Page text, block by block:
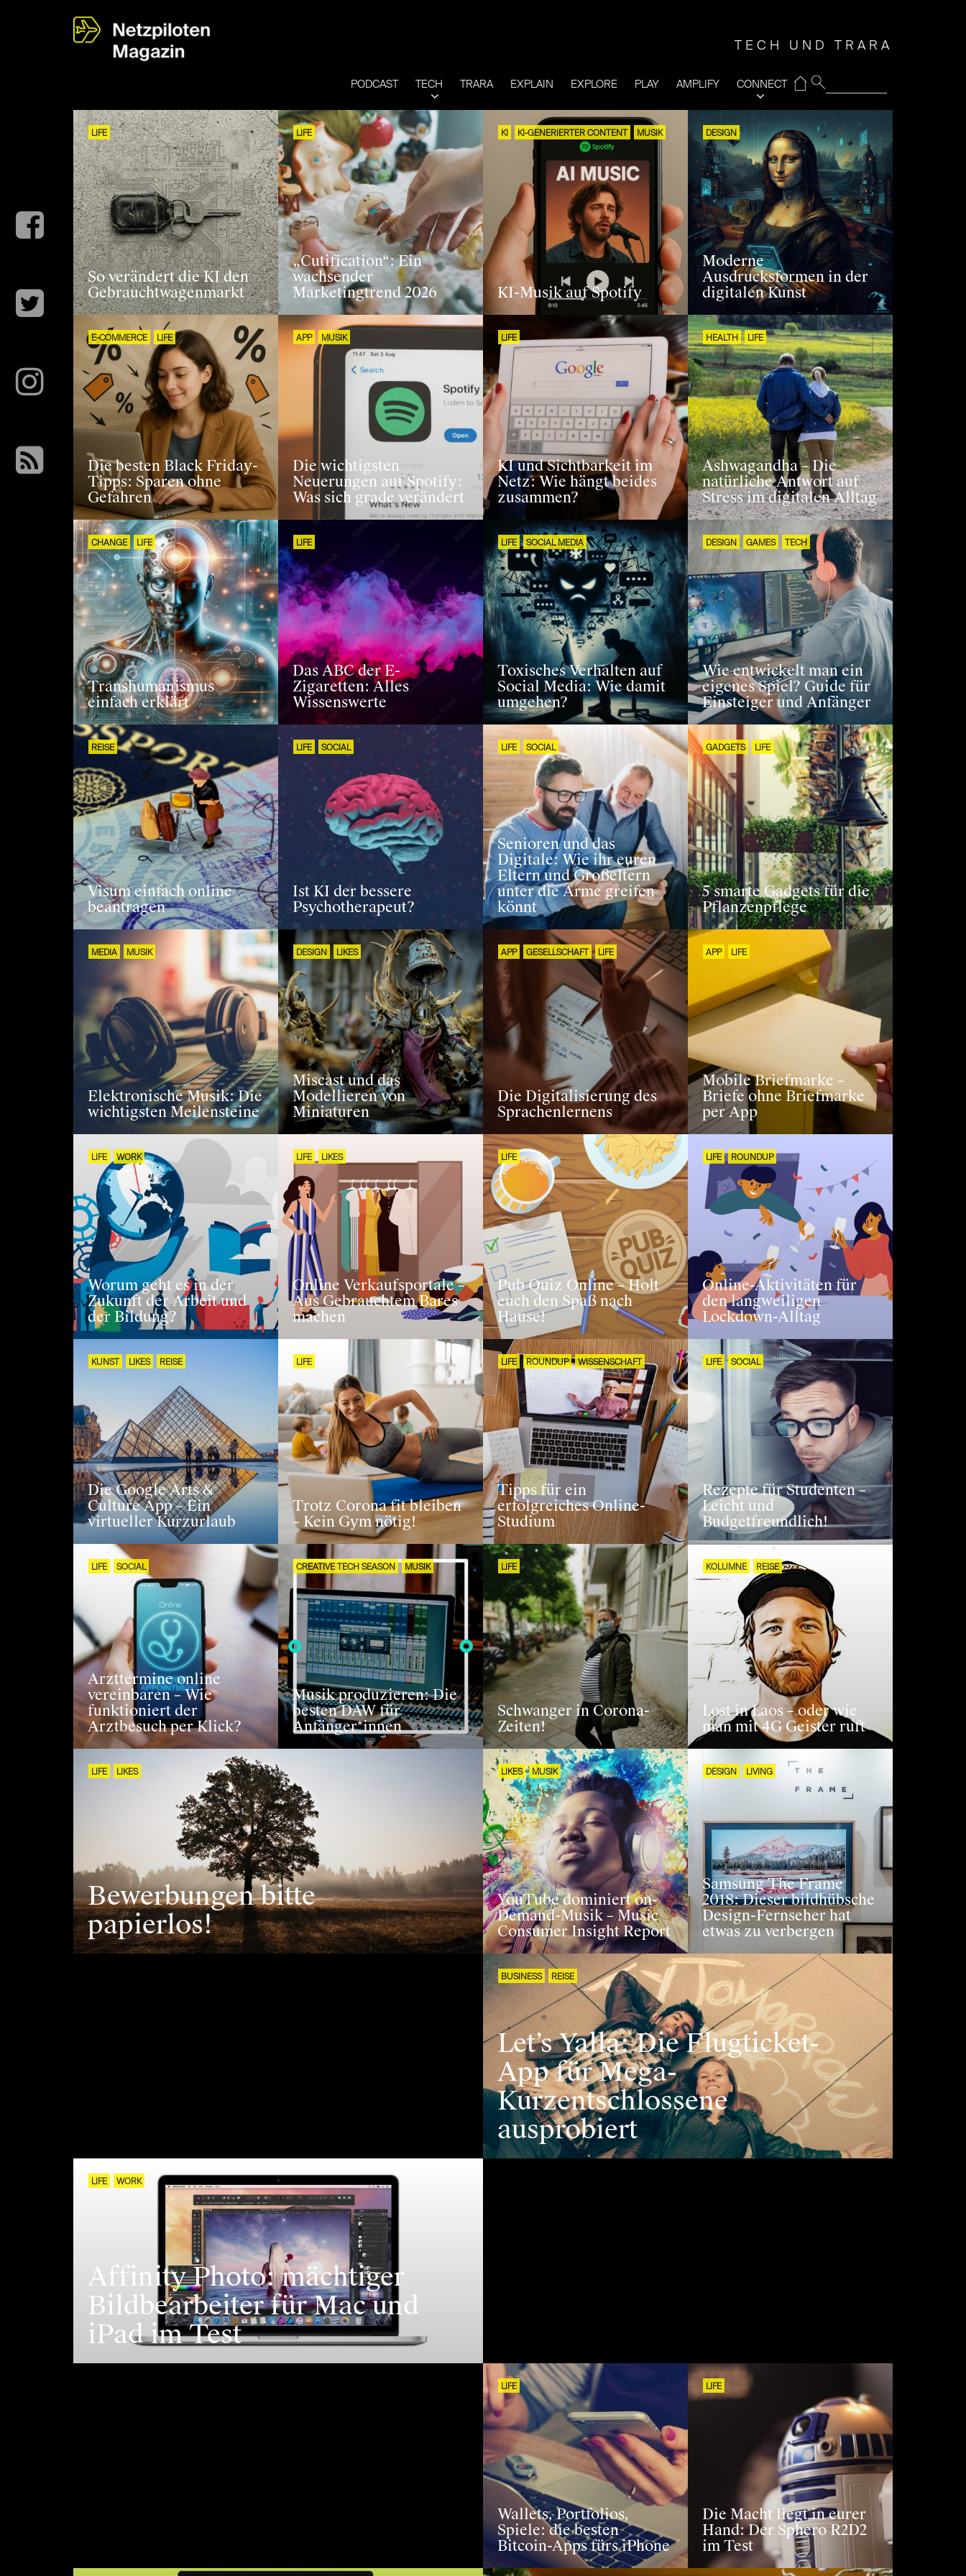
TECH UND TRARA
PODCAST TECH TRARA EXPLAIN EXPLORE PLAY AMPLIFY CONNECT
⌂
LIFE
So verändert die KI den
Gebrauchtwagenmarkt
LIFE
„Cutification“: Ein
wachsender
Marketingtrend 2026
KI KI-GENERIERTER CONTENT MUSIK
KI-Musik auf Spotify
DESIGN
Moderne
Ausdrucksformen in der
digitalen Kunst
E-COMMERCE LIFE
Die besten Black Friday-
Tipps: Sparen ohne
Gefahren
APP MUSIK
Die wichtigsten
Neuerungen auf Spotify:
Was sich grade verändert
LIFE
KI und Sichtbarkeit im
Netz: Wie hängt beides
zusammen?
HEALTH LIFE
Ashwagandha – Die
natürliche Antwort auf
Stress im digitalen Alltag
CHANGE LIFE
Transhumanismus
einfach erklärt
LIFE
Das ABC der E-
Zigaretten: Alles
Wissenswerte
LIFE SOCIAL MEDIA
Toxisches Verhalten auf
Social Media: Wie damit
umgehen?
DESIGN GAMES TECH
Wie entwickelt man ein
eigenes Spiel? Guide für
Einsteiger und Anfänger
REISE
Visum einfach online
beantragen
LIFE SOCIAL
Ist KI der bessere
Psychotherapeut?
LIFE SOCIAL
Senioren und das
Digitale: Wie ihr euren
Eltern und Großeltern
unter die Arme greifen
könnt
GADGETS LIFE
5 smarte Gadgets für die
Pflanzenpflege
MEDIA MUSIK
Elektronische Musik: Die
wichtigsten Meilensteine
DESIGN LIKES
Miscast und das
Modellieren von
Miniaturen
APP GESELLSCHAFT LIFE
Die Digitalisierung des
Sprachenlernens
APP LIFE
Mobile Briefmarke –
Briefe ohne Briefmarke
per App
LIFE WORK
Worum geht es in der
Zukunft der Arbeit und
der Bildung?
LIFE LIKES
Online Verkaufsportale –
Aus Gebrauchtem Bares
machen
LIFE
Pub Quiz Online – Holt
euch den Spaß nach
Hause!
LIFE ROUNDUP
Online-Aktivitäten für
den langweiligen
Lockdown-Alltag
KUNST LIKES REISE
Die Google Arts &
Culture App – Ein
virtueller Kurzurlaub
LIFE
Trotz Corona fit bleiben
– Kein Gym nötig!
LIFE ROUNDUP WISSENSCHAFT
Tipps für ein
erfolgreiches Online-
Studium
LIFE SOCIAL
Rezepte für Studenten –
Leicht und
Budgetfreundlich!
LIFE SOCIAL
Arzttermine online
vereinbaren – Wie
funktioniert der
Arztbesuch per Klick?
CREATIVE TECH SEASON MUSIK
Musik produzieren: Die
besten DAW für
Anfänger*innen
LIFE
Schwanger in Corona-
Zeiten!
KOLUMNE REISE
Lost in Laos – oder wie
man mit 4G Geister ruft
LIFE LIKES
Bewerbungen bitte
papierlos!
LIKES MUSIK
YouTube dominiert on-
Demand-Musik – Music
Consumer Insight Report
BUSINESS REISE
Let’s Yalla: Die Flugticket-
App für Mega-
Kurzentschlossene
ausprobiert
DESIGN LIVING
Samsung The Frame
2018: Dieser bildhübsche
Design-Fernseher hat
etwas zu verbergen
LIFE WORK
Affinity Photo: mächtiger
Bildbearbeiter für Mac und
iPad im Test
LIFE
Wallets, Portfolios,
Spiele: die besten
Bitcoin-Apps fürs iPhone
LIFE
Die Macht liegt in eurer
Hand: Der Sphero R2D2
im Test